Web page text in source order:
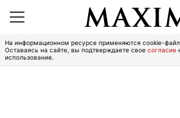
На информационном ресурсе применяются cookie-
Оставаясь на сайте, вы подтверждаете свое согласие
использование.